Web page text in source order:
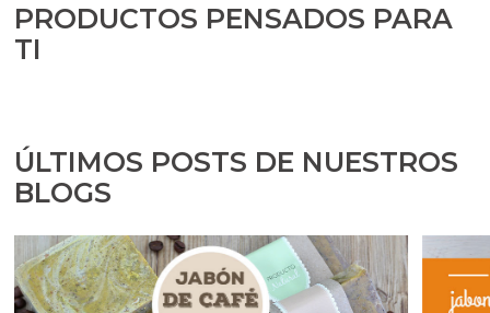
PRODUCTOS PENSADOS PARA
TI
ÚLTIMOS POSTS DE NUESTROS
BLOGS